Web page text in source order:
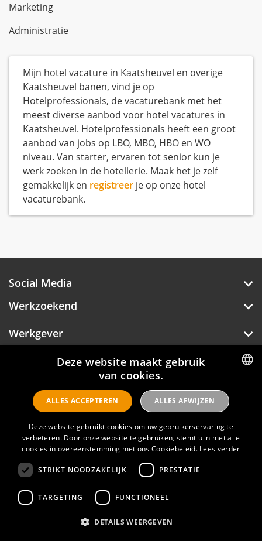
Marketing
Administratie
Mijn hotel vacature in Kaatsheuvel en overige
Kaatsheuvel banen, vind je op
Hotelprofessionals, de vacaturebank met het
meest diverse aanbod voor hotel vacatures in
Kaatsheuvel. Hotelprofessionals heeft een groot
aanbod van jobs op LBO, MBO, HBO en WO
niveau. Van starter, ervaren tot senior kun je
werk zoeken in de hotellerie. Maak het je zelf
gemakkelijk en registreer je op onze hotel
vacaturebank.
Social Media
Werkzoekend
Werkgever
Over Hotelprofessionals
Hotelprofessionals
FAQ
Privacyverklaring
Contact
Gebruikersvoorwaarden
DUTCH
ENGLISH
Deze website maakt gebruik
van cookies.
Deze website gebruikt cookies om uw gebruikerservaring te
verbeteren. Door onze website te gebruiken, stemt u in met alle
cookies in overeenstemming met ons Cookiebeleid. Lees verder
STRIKT NOODZAKELIJK PRESTATIE
TARGETING FUNCTIONEEL
ALLES ACCEPTEREN ALLES AFWIJZEN
DETAILS WEERGEVEN